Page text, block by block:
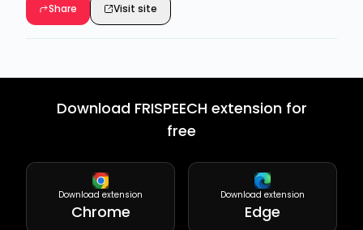
Share Visit site
Download FRISPEECH extension for
free
Download extension
Chrome
Download extension
Edge